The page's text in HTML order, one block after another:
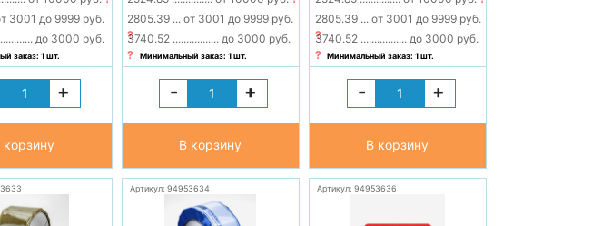
3001 до 9999 руб.
до 3000 руб.
заказ: 1 шт.
+
корзину
2805.39 ... от 3001 до 9999 руб.
?
3740.52 ................. до 3000 руб.
?
Минимальный заказ: 1 шт.
- +
В корзину
2805.39 ... от 3001 до 9999 руб.
?
3740.52 ................. до 3000 руб.
?
Минимальный заказ: 1 шт.
- +
В корзину
Артикул: 94953634 Артикул: 94953636